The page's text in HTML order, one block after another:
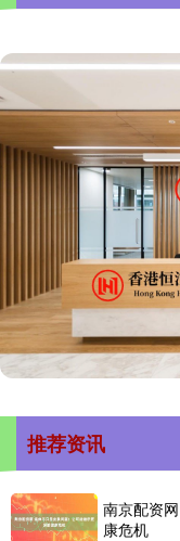
推荐资讯
南京配资
康危机